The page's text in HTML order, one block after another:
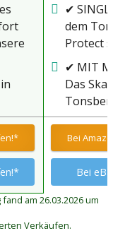
für
für
für
420D
als
✔
dem
Protect
bereits
✔ MIT
Das
seinem
Mesh,
den
Wohn-
Bei
Bei
am 26.03.2026 um
Verkäufen.